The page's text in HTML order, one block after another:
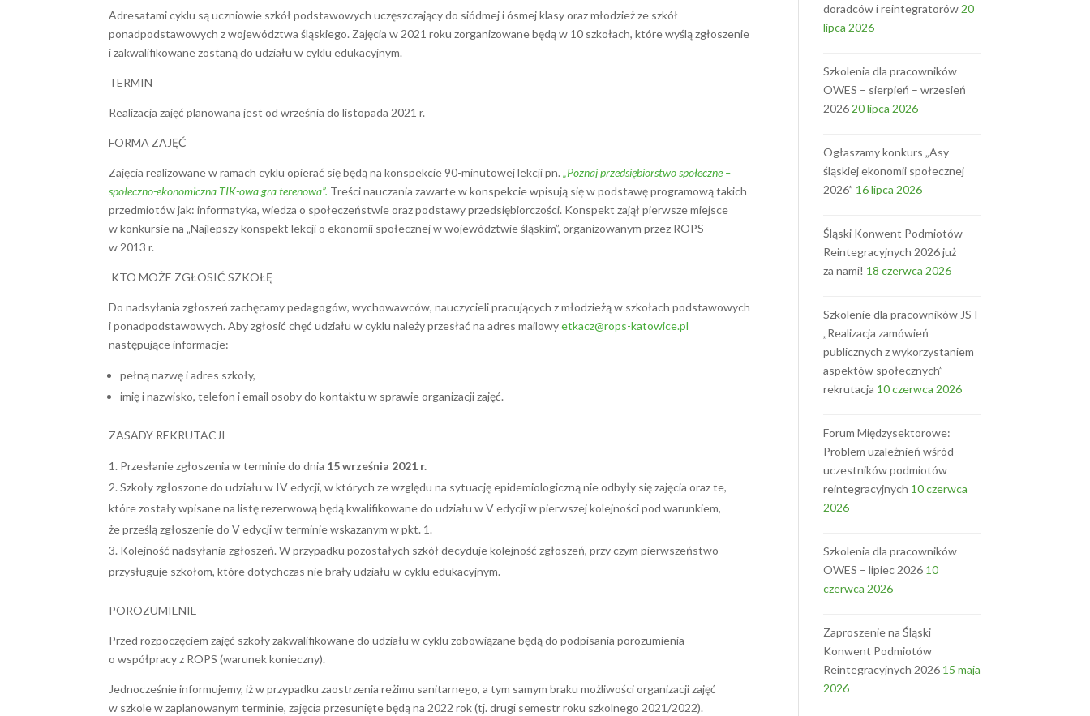
Adresatami cyklu są uczniowie szkół podstawowych uczęszczający do siódmej i ósmej klasy oraz młodzież ze szkół
ponadpodstawowych z województwa śląskiego. Zajęcia w 2021 roku zorganizowane będą w 10 szkołach, które wyślą zgłoszenie
i zakwalifikowane zostaną do udziału w cyklu edukacyjnym.
TERMIN
Realizacja zajęć planowana jest od września do listopada 2021 r.
FORMA ZAJĘĆ
Zajęcia realizowane w ramach cyklu opierać się będą na konspekcie 90-minutowej lekcji pn.„Poznaj przedsiębiorstwo społeczne –
społeczno-ekonomiczna TIK-owa gra terenowa”. Treści nauczania zawarte w konspekcie wpisują się w podstawę programową takich
przedmiotów jak: informatyka, wiedza o społeczeństwie oraz podstawy przedsiębiorczości. Konspekt zajął pierwsze miejsce
w konkursie na „Najlepszy konspekt lekcji o ekonomii społecznej w województwie śląskim”, organizowanym przez ROPS
w 2013 r.
KTO MOŻE ZGŁOSIĆ SZKOŁĘ
Do nadsyłania zgłoszeń zachęcamy pedagogów, wychowawców, nauczycieli pracujących z młodzieżą w szkołach podstawowych
i ponadpodstawowych. Aby zgłosić chęć udziału w cyklu należy przesłać na adres mailowyetkacz@rops-katowice.pl
następujące informacje:
pełną nazwę i adres szkoły,
imię i nazwisko, telefon i email osoby do kontaktu w sprawie organizacji zajęć.
ZASADY REKRUTACJI
Przesłanie zgłoszenia w terminie do dnia 15 września 2021 r.
Szkoły zgłoszone do udziału w IV edycji, w których ze względu na sytuację epidemiologiczną nie odbyły się zajęcia oraz te,
które zostały wpisane na listę rezerwową będą kwalifikowane do udziału w V edycji w pierwszej kolejności pod warunkiem,
że prześlą zgłoszenie do V edycji w terminie wskazanym w pkt. 1.
Kolejność nadsyłania zgłoszeń. W przypadku pozostałych szkół decyduje kolejność zgłoszeń, przy czym pierwszeństwo
przysługuje szkołom, które dotychczas nie brały udziału w cyklu edukacyjnym.
POROZUMIENIE
Przed rozpoczęciem zajęć szkoły zakwalifikowane do udziału w cyklu zobowiązane będą do podpisania porozumienia
o współpracy z ROPS (warunek konieczny).
Jednocześnie informujemy, iż w przypadku zaostrzenia reżimu sanitarnego, a tym samym braku możliwości organizacji zajęć
w szkole w zaplanowanym terminie, zajęcia przesunięte będą na 2022 rok (tj. drugi semestr roku szkolnego 2021/2022).
doradców i reintegratorów 20
lipca 2026
Szkolenia dla pracowników
OWES – sierpień – wrzesień
2026 20 lipca 2026
Ogłaszamy konkurs „Asy
śląskiej ekonomii społecznej
2026” 16 lipca 2026
Śląski Konwent Podmiotów
Reintegracyjnych 2026 już
za nami! 18 czerwca 2026
Szkolenie dla pracowników JST
„Realizacja zamówień
publicznych z wykorzystaniem
aspektów społecznych” –
rekrutacja 10 czerwca 2026
Forum Międzysektorowe:
Problem uzależnień wśród
uczestników podmiotów
reintegracyjnych 10 czerwca
2026
Szkolenia dla pracowników
OWES – lipiec 2026 10
czerwca 2026
Zaproszenie na Śląski
Konwent Podmiotów
Reintegracyjnych 2026 15 maja
2026